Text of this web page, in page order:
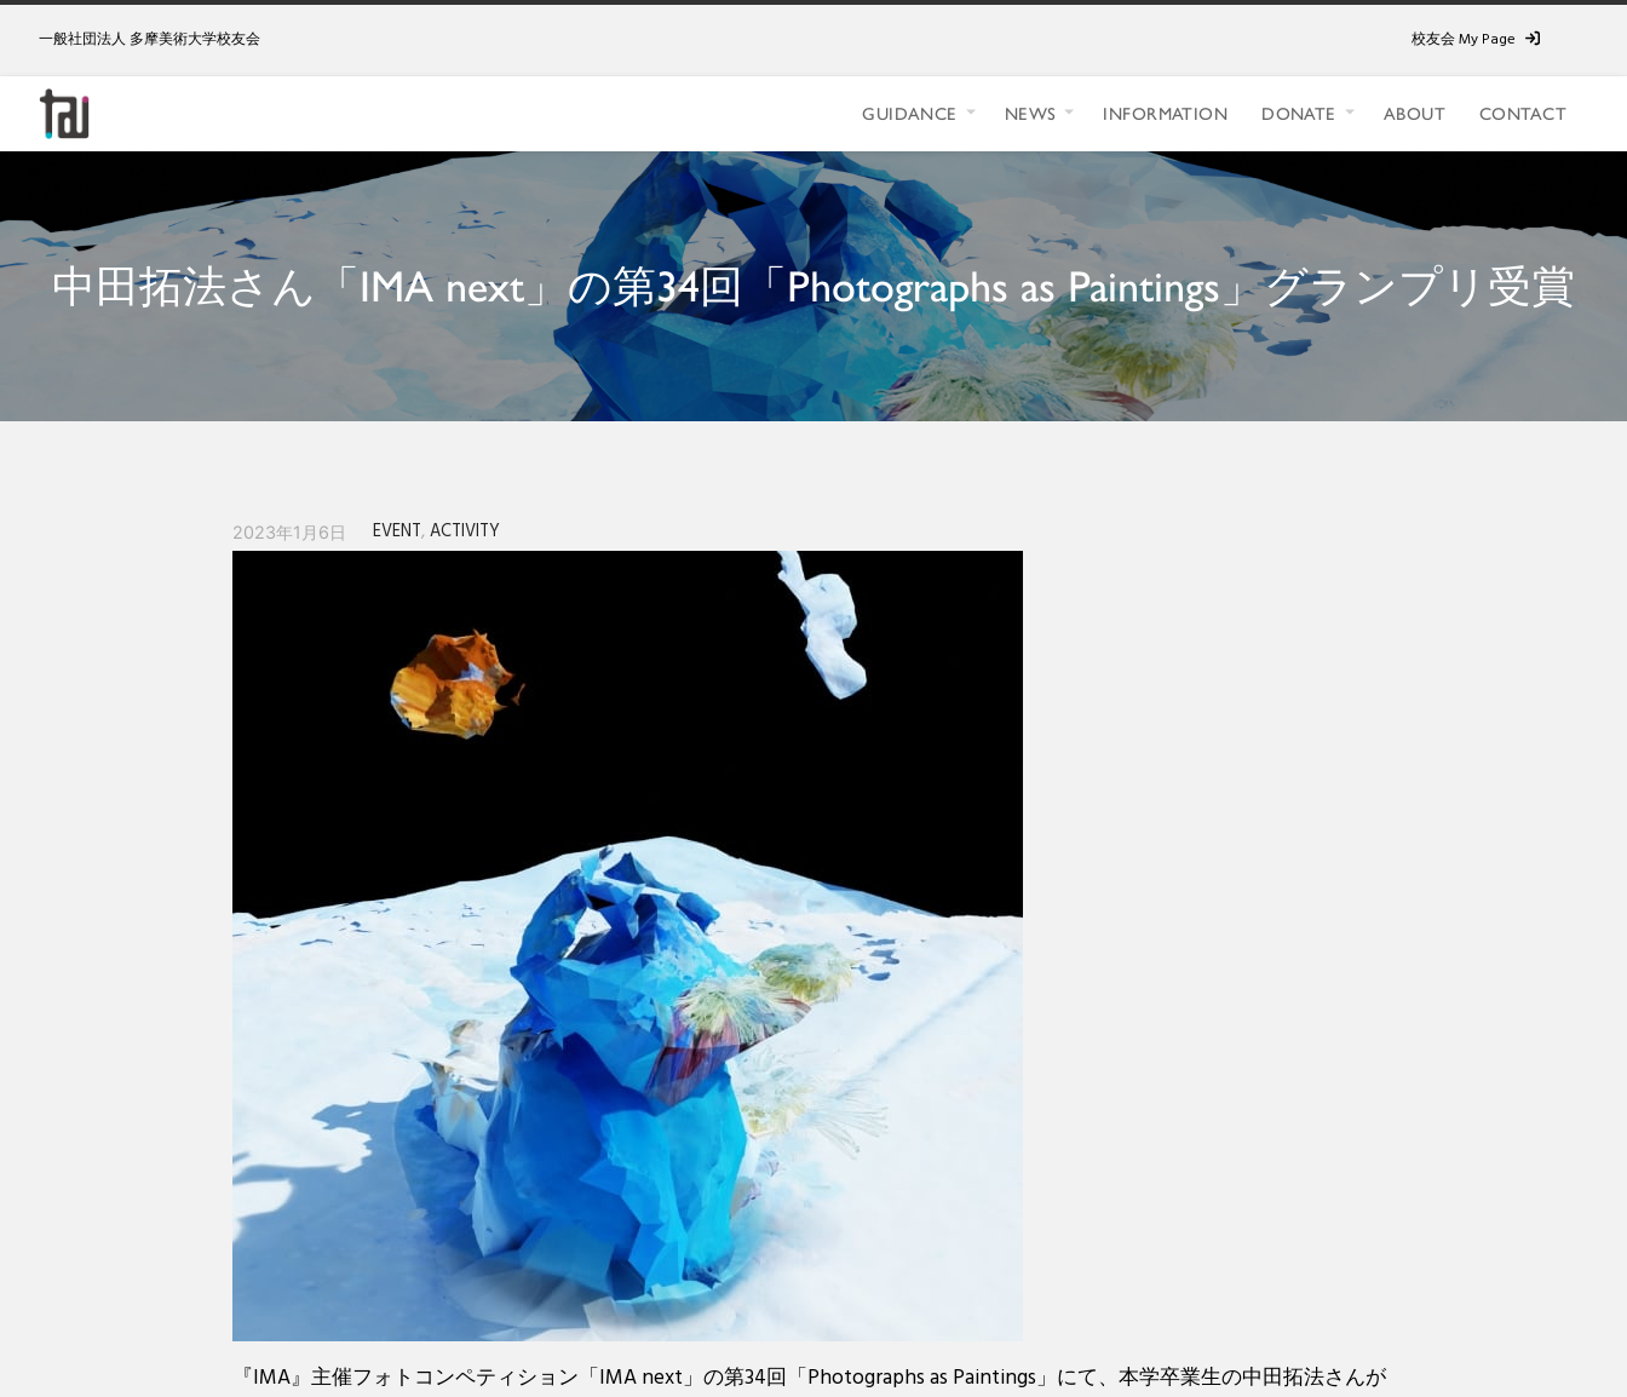
一般社団法人 多摩美術大学校友会 校友会 My Page
GUIDANCE NEWS INFORMATION DONATE ABOUT CONTACT
中田拓法さん「IMA next」の第34回「Photographs as Paintings」グランプリ受賞
2023年1月6日 EVENT, ACTIVITY
『IMA』主催フォトコンペティション「IMA next」の第34回「Photographs as Paintings」にて、本学卒業生の中田拓法さんが